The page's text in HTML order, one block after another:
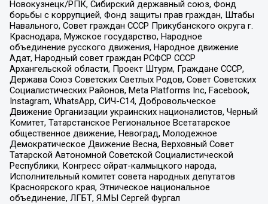
Новокузнецк/РПК, Сибирский державный союз, Фонд
борьбы с коррупцией, Фонд защиты прав граждан, Штабы
Навального, Совет граждан СССР Прикубанского округа г.
Краснодара, Мужское государство, Народное
объединение русского движения, Народное движение
Адат, Народный совет граждан РСФСР СССР
Архангельской области, Проект Штурм, Граждане СССР,
Держава Союз Советских Светлых Родов, Совет Советских
Социалистических Районов, Meta Platforms Inc, Facebook,
Instagram, WhatsApp, СИЧ-С14, Добровольческое
Движение Организации украинских националистов, Черный
Комитет, Татарстанское Региональное Всетатарское
общественное движение, Невоград, Молодежное
Демократическое Движение Весна, Верховный Совет
Татарской Автономной Советской Социалистической
Республики, Конгресс ойрат-калмыцкого народа,
Исполнительный комитет совета народных депутатов
Красноярского края, Этническое национальное
объединение, ЛГБТ, Я.МЫ Сергей Фургал